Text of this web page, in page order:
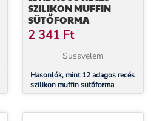
SZILIKON MUFFIN
SÜTŐFORMA
2 341 Ft
Sussvelem
Hasonlók, mint 12 adagos recés
szilikon muffin sütőforma